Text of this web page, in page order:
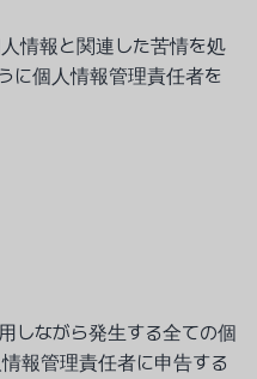
情報と関連した苦情を処
に個人情報管理責任者を
しながら発生する全ての個
報管理責任者に申告する